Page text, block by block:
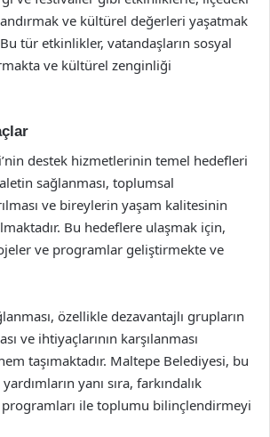
ve kültürel değerleri yaşatmak
tür etkinlikler, vatandaşların sosyal
ve kültürel zenginliği
destek hizmetlerinin temel hedefleri
sağlanması, toplumsal
ve bireylerin yaşam kalitesinin
Bu hedeflere ulaşmak için,
ve programlar geliştirmekte ve
özellikle dezavantajlı grupların
ve ihtiyaçlarının karşılanması
taşımaktadır. Maltepe Belediyesi, bu
yanı sıra, farkındalık
ile toplumu bilinçlendirmeyi